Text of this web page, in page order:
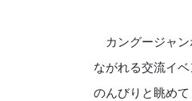
カングージャン
ながれる交流イ
のんびりと眺め